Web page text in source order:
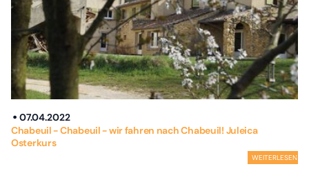
07.04.2022
Chabeuil - Chabeuil - wir fahren nach Chabeuil! Juleica
Osterkurs
WEITERLESEN